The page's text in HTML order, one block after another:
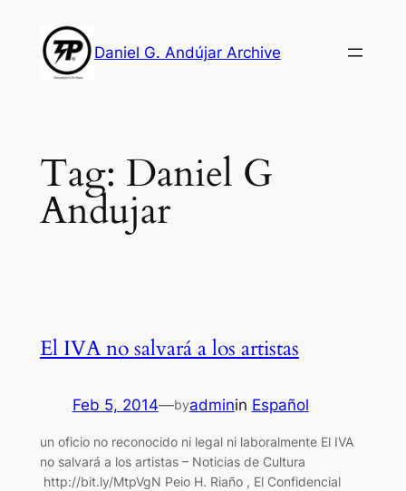
content
Daniel G. Andújar Archive
Tag: Daniel G
Andujar
El IVA no salvará a los artistas
Feb 5, 2014—byadminin Español
un oficio no reconocido ni legal ni laboralmente El IVA
no salvará a los artistas – Noticias de Cultura
http://bit.ly/MtpVgN Peio H. Riaño , El Confidencial